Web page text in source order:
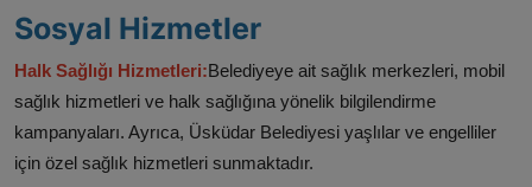
Sosyal Hizmetler
Halk Sağlığı Hizmetleri:Belediyeye ait sağlık merkezleri, mobil
sağlık hizmetleri ve halk sağlığına yönelik bilgilendirme
kampanyaları. Ayrıca, Üsküdar Belediyesi yaşlılar ve engelliler
için özel sağlık hizmetleri sunmaktadır.